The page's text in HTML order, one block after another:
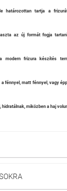
határozottan tartja a
az új formát fogja
modern frizura készítés
fénnyel, matt fénnyel, vagy
hidratálnak, miközben a haj